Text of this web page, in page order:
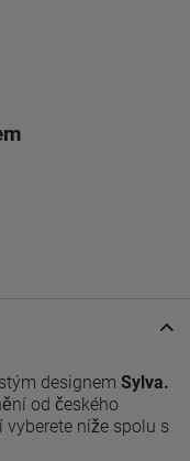
designem Sylva.
od českého
níže spolu s